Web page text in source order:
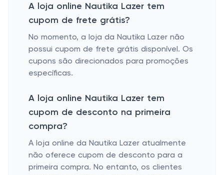
A loja online Nautika Lazer tem
cupom de frete grátis?
No momento, a loja da Nautika Lazer não
possui cupom de frete grátis disponível. Os
cupons são direcionados para promoções
específicas.
A loja online Nautika Lazer tem
cupom de desconto na primeira
compra?
A loja online da Nautika Lazer atualmente
não oferece cupom de desconto para a
primeira compra. No entanto, os clientes